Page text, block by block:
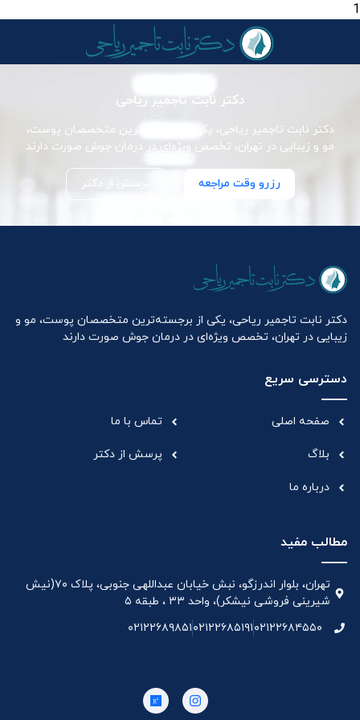
1
دکتر نابت تاجمیر ریاحی
دکتر نابت تاجمیر ریاحی، یکی از برجسته‌ترین متخصصان پوست،
مو و زیبایی در تهران، تخصص ویژه‌ای در درمان جوش صورت دارند
رزرو وقت مراجعه پرسش از دکتر
دکتر نابت تاجمیر ریاحی، یکی از برجسته‌ترین متخصصان پوست، مو و
زیبایی در تهران، تخصص ویژه‌ای در درمان جوش صورت دارند
دسترسی سریع
صفحه اصلی
بلاگ
درباره ما
تماس با ما
پرسش از دکتر
مطالب مفید
تهران، بلوار اندرزگو، نبش خیابان عبداللهی جنوبی، پلاک ۷۰(نیش
شیرینی فروشی نیشکر)، واحد ۳۳ ، طبقه ۵
۰۲۱۲۲۶۸۴۵۵۰۰۲۱۲۲۶۸۵۱۹۱۰۲۱۲۲۶۸۹۸۵۱